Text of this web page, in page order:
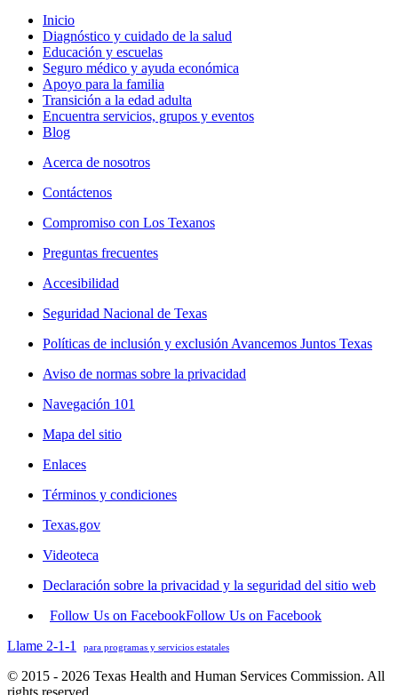
Inicio
Diagnóstico y cuidado de la salud
Educación y escuelas
Seguro médico y ayuda económica
Apoyo para la familia
Transición a la edad adulta
Encuentra servicios, grupos y eventos
Blog
Acerca de nosotros
Contáctenos
Compromiso con Los Texanos
Preguntas frecuentes
Accesibilidad
Seguridad Nacional de Texas
Políticas de inclusión y exclusión Avancemos Juntos Texas
Aviso de normas sobre la privacidad
Navegación 101
Mapa del sitio
Enlaces
Términos y condiciones
Texas.gov
Videoteca
Declaración sobre la privacidad y la seguridad del sitio web
Follow Us on FacebookFollow Us on Facebook
Llame 2-1-1
para programas y servicios estatales
© 2015 - 2026 Texas Health and Human Services Commission. All
rights reserved.